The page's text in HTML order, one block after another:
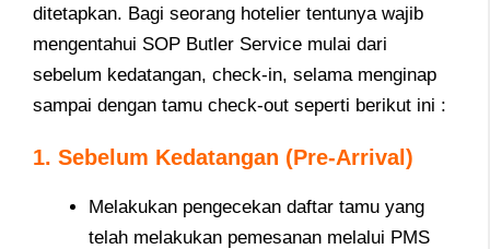
ditetapkan. Bagi seorang hotelier tentunya wajib
mengentahui SOP Butler Service mulai dari
sebelum kedatangan, check-in, selama menginap
sampai dengan tamu check-out seperti berikut ini :
1. Sebelum Kedatangan (Pre-Arrival)
Melakukan pengecekan daftar tamu yang
telah melakukan pemesanan melalui PMS